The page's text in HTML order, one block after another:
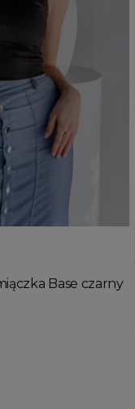
Base czarny